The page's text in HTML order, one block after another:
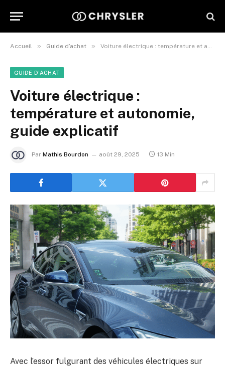
Accueil » Guide d’achat » Voiture électrique : température et autonomie, guide explicatif
GUIDE D’ACHAT
Voiture électrique :
température et autonomie,
guide explicatif
Par Mathis Bourdon août 29, 2025 13 Min
Avec l’essor fulgurant des véhicules électriques sur